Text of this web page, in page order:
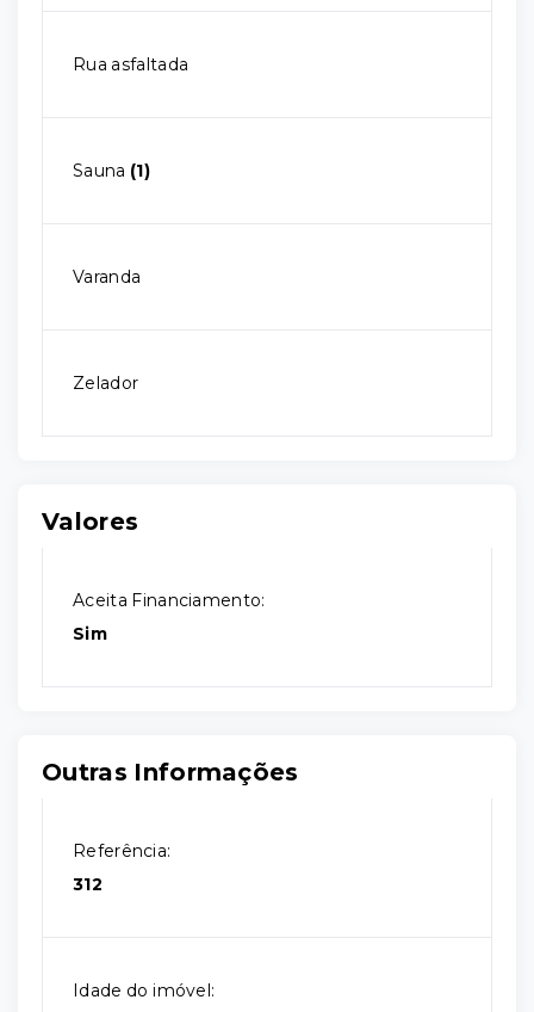
Rua asfaltada
Sauna (1)
Varanda
Zelador
Valores
Aceita Financiamento:
Sim
Outras Informações
Referência:
312
Idade do imóvel: